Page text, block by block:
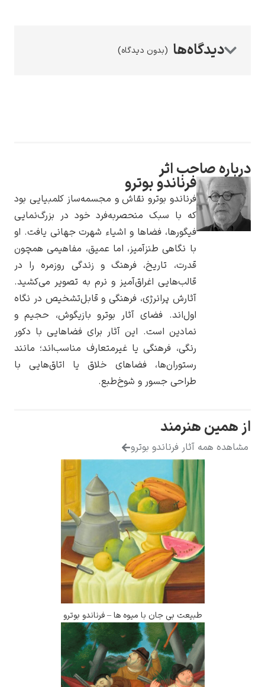
پیر آگوست رنوآر
یوهانس فرمیر
پرفروش‌ترین
(بدون دیدگاه)
صاحب اثر
فرناندو بوترو
فرناندو بوترو نقاش و مجسمه‌ساز کلمبیایی بود
که با سبک منحصربه‌فرد خود در بزرگ‌نمایی
فیگورها، فضاها و اشیاء شهرت جهانی یافت. او
با نگاهی طنزآمیز، اما عمیق، مفاهیمی همچون
قدرت، تاریخ، فرهنگ و زندگی روزمره را در
قالب‌هایی اغراق‌آمیز و نرم به تصویر می‌کشید.
آثارش پرانرژی، فرهنگی و قابل‌تشخیص در نگاه
اول‌اند. فضای آثار بوترو بازیگوش، حجیم و
نمادین است. این آثار برای فضاهایی با دکور
رنگی، فرهنگی یا غیرمتعارف مناسب‌اند؛ مانند
رستوران‌ها، فضاهای خلاق یا اتاق‌هایی با
طراحی جسور و شوخ‌طبع.
هنرمند
آثار فرناندو بوترو
طبیعت بی جان با میوه ها – فرناندو بوترو